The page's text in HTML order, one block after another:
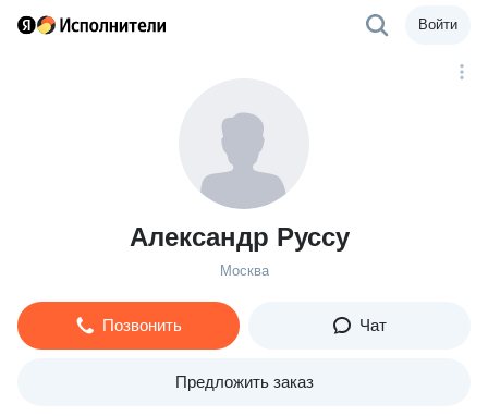
Войти
Александр Руссу
Москва
Позвонить Чат
Предложить заказ